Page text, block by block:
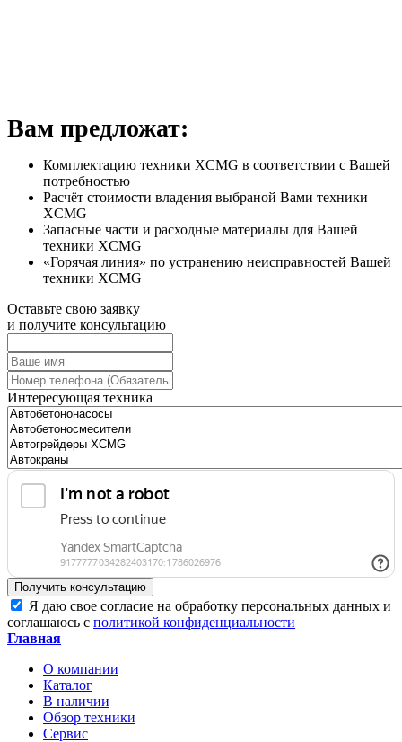
Вам предложат:
Комплектацию техники XCMG в соответствии с Вашей
потребностью
Расчёт стоимости владения выбраной Вами техники
XCMG
Запасные части и расходные материалы для Вашей
техники XCMG
«Горячая линия» по устранению неисправностей Вашей
техники XCMG
Оставьте свою заявку
и получите консультацию
Интересующая техника
Получить консультацию
Я даю свое согласие на обработку персональных данных и
соглашаюсь с политикой конфиденциальности
Главная
О компании
Каталог
В наличии
Обзор техники
Сервис